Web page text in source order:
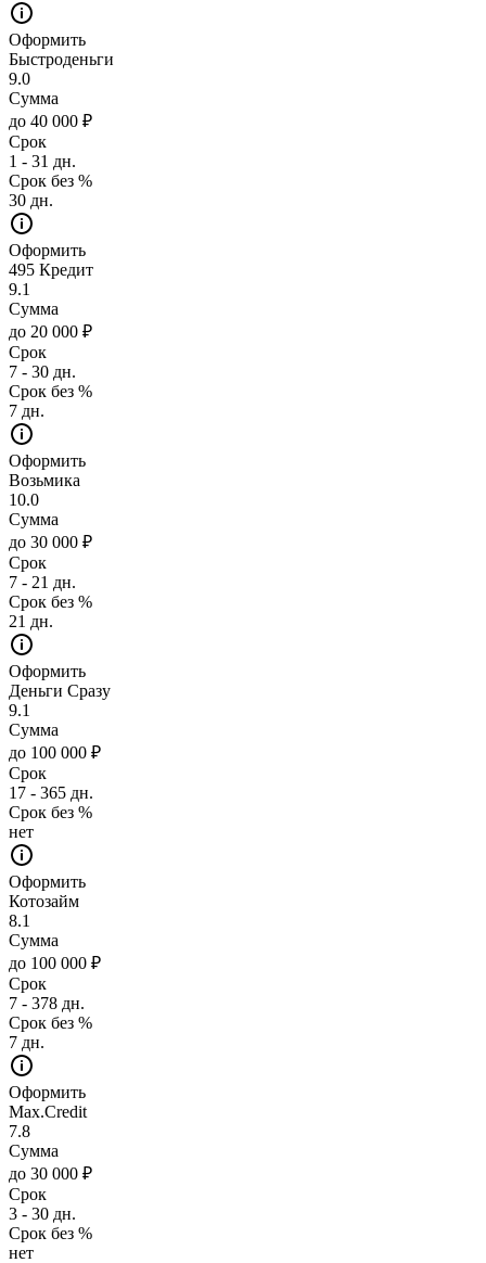
Оформить
Быстроденьги
9.0
Сумма
до 40 000 ₽
Срок
1 - 31 дн.
Срок без %
30 дн.
Оформить
495 Кредит
9.1
Сумма
до 20 000 ₽
Срок
7 - 30 дн.
Срок без %
7 дн.
Оформить
Возьмика
10.0
Сумма
до 30 000 ₽
Срок
7 - 21 дн.
Срок без %
21 дн.
Оформить
Деньги Сразу
9.1
Сумма
до 100 000 ₽
Срок
17 - 365 дн.
Срок без %
нет
Оформить
Котозайм
8.1
Сумма
до 100 000 ₽
Срок
7 - 378 дн.
Срок без %
7 дн.
Оформить
Max.Credit
7.8
Сумма
до 30 000 ₽
Срок
3 - 30 дн.
Срок без %
нет